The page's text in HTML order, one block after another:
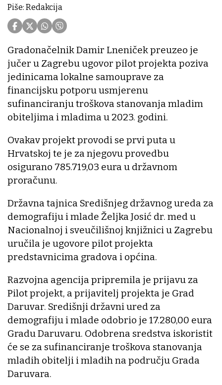
Piše: Redakcija
Gradonačelnik Damir Lneniček preuzeo je
jučer u Zagrebu ugovor pilot projekta poziva
jedinicama lokalne samouprave za
financijsku potporu usmjerenu
sufinanciranju troškova stanovanja mladim
obiteljima i mladima u 2023. godini.
Ovakav projekt provodi se prvi puta u
Hrvatskoj te je za njegovu provedbu
osigurano 785.719,03 eura u državnom
proračunu.
Državna tajnica Središnjeg državnog ureda za
demografiju i mlade Željka Josić dr. med u
Nacionalnoj i sveučilišnoj knjižnici u Zagrebu
uručila je ugovore pilot projekta
predstavnicima gradova i općina.
Razvojna agencija pripremila je prijavu za
Pilot projekt, a prijavitelj projekta je Grad
Daruvar. Središnji državni ured za
demografiju i mlade odobrio je 17.280,00 eura
Gradu Daruvaru. Odobrena sredstva iskoristit
će se za sufinanciranje troškova stanovanja
mladih obitelji i mladih na području Grada
Daruvara.